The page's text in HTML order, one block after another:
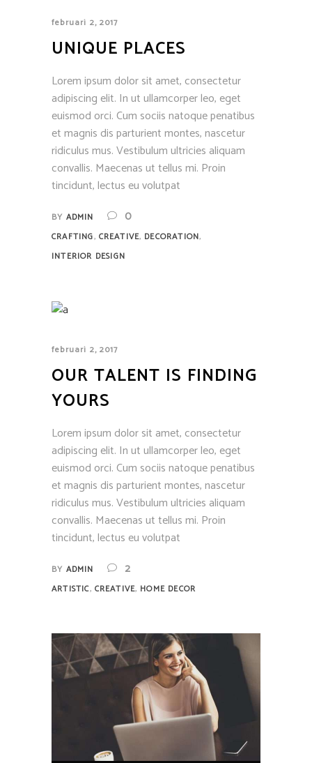
februari 2, 2017
UNIQUE PLACES
Lorem ipsum dolor sit amet, consectetur
adipiscing elit. In ut ullamcorper leo, eget
euismod orci. Cum sociis natoque penatibus
et magnis dis parturient montes, nascetur
ridiculus mus. Vestibulum ultricies aliquam
convallis. Maecenas ut tellus mi. Proin
tincidunt, lectus eu volutpat
BY ADMIN 0
CRAFTING, CREATIVE, DECORATION,
INTERIOR DESIGN
februari 2, 2017
OUR TALENT IS FINDING
YOURS
Lorem ipsum dolor sit amet, consectetur
adipiscing elit. In ut ullamcorper leo, eget
euismod orci. Cum sociis natoque penatibus
et magnis dis parturient montes, nascetur
ridiculus mus. Vestibulum ultricies aliquam
convallis. Maecenas ut tellus mi. Proin
tincidunt, lectus eu volutpat
BY ADMIN 2
ARTISTIC, CREATIVE, HOME DECOR